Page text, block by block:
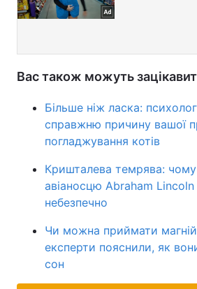
Вас також можуть
Більше ніж ласка:
справжню причину вашої
погладжування котів
Кришталева темрява:
авіаносцю Abraham Lincoln
небезпечно
Чи можна приймати
експерти пояснили, як
сон